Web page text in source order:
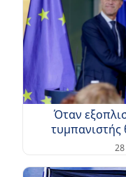
Όταν
τυμπανιστής